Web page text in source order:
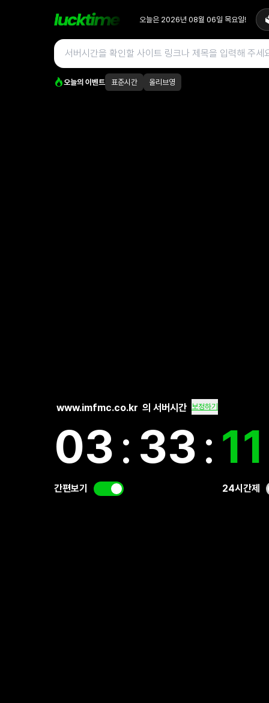
오늘은 2026년 08월 06일 목요일!
오늘의 이벤트 표준시간 올리브영
www.imfmc.co.kr 의 서버시간 보정하기
03: 33:
간편보기 24시간제